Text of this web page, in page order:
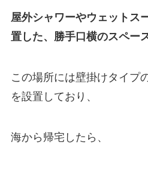
屋外シャワーやウェットス
置した、勝手口横のスペー
この場所には壁掛けタイプ
を設置しており、
海から帰宅したら、